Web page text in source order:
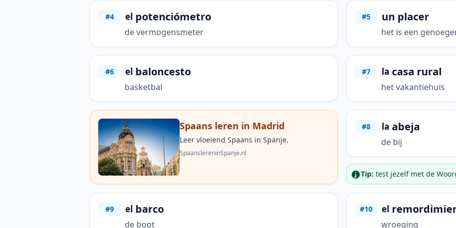
#4 el potenciómetro
de vermogensmeter
#5 un placer
het is een
#6 el baloncesto
basketbal
#7 la casa rural
het vakantiehuis
Spaans leren in Madrid
Leer vloeiend Spaans in Spanje.
SpaanslereninSpanje.nl
#8 la abeja
de bij
Tip: test jezelf met de
#9 el barco
de boot
#10 el
wroeging